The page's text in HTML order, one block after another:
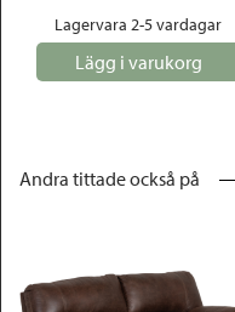
Lagervara 2-5 vardagar
Lägg i varukorg
Andra tittade också på